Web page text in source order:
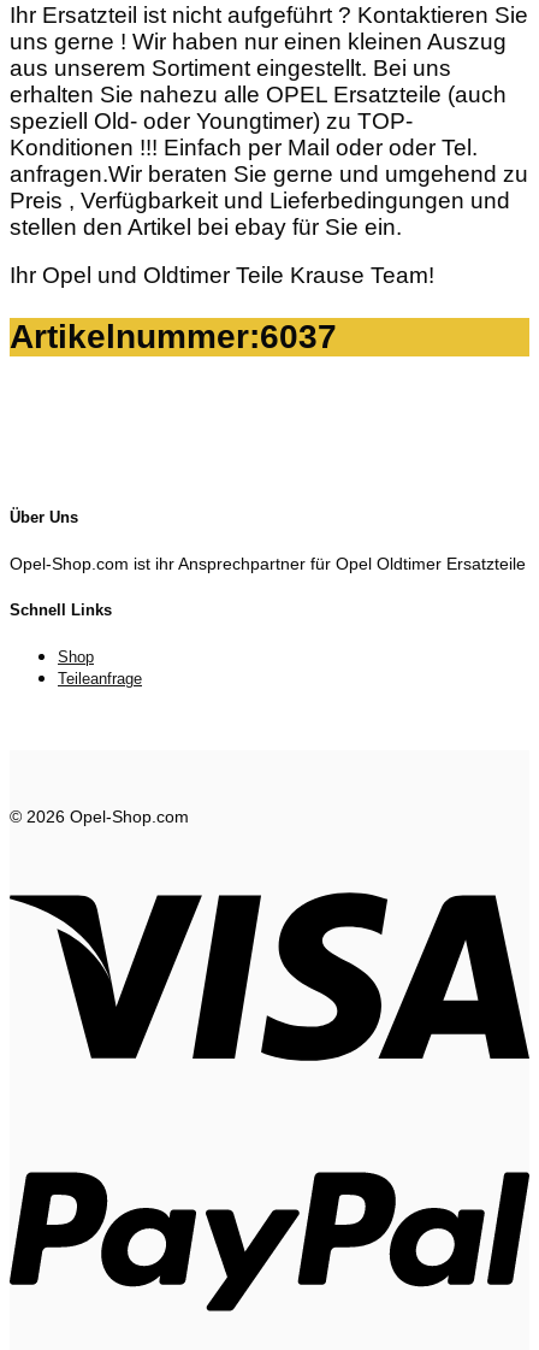
Ihr Ersatzteil ist nicht aufgeführt ? Kontaktieren Sie
uns gerne ! Wir haben nur einen kleinen Auszug
aus unserem Sortiment eingestellt. Bei uns
erhalten Sie nahezu alle OPEL Ersatzteile (auch
speziell Old- oder Youngtimer) zu TOP-
Konditionen !!! Einfach per Mail oder oder Tel.
anfragen.Wir beraten Sie gerne und umgehend zu
Preis , Verfügbarkeit und Lieferbedingungen und
stellen den Artikel bei ebay für Sie ein.
Ihr Opel und Oldtimer Teile Krause Team!
Artikelnummer:6037
Über Uns
Opel-Shop.com ist ihr Ansprechpartner für Opel Oldtimer Ersatzteile
Schnell Links
Shop
Teileanfrage
© 2026 Opel-Shop.com